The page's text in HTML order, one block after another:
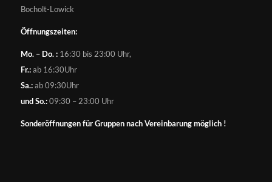
Bocholt-Lowick
Öffnungszeiten:
Mo. – Do. :16:30 bis 23:00 Uhr,
Fr.:ab 16:30Uhr
Sa.:ab 09:30Uhr
und So.:09:30 – 23:00 Uhr
Sonderöffnungen für Gruppen nach Vereinbarung möglich !